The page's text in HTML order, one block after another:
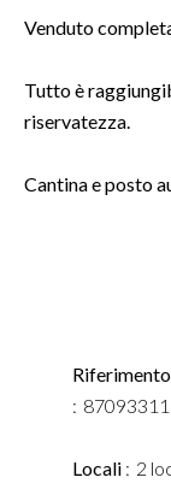
Venduto
Tutto è
riservatezza.
Cantina e posto
Riferimento
87093311
Locali 2